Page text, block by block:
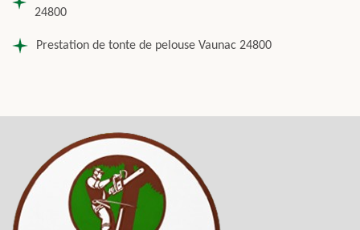
24800
Prestation de tonte de pelouse Vaunac 24800